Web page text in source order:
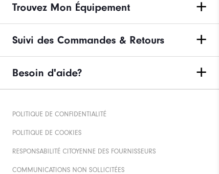
Trouvez Mon Équipement
Suivi des Commandes & Retours
Besoin d'aide?
POLITIQUE DE CONFIDENTIALITÉ
POLITIQUE DE COOKIES
RESPONSABILITÉ CITOYENNE DES FOURNISSEURS
COMMUNICATIONS NON SOLLICITÉES